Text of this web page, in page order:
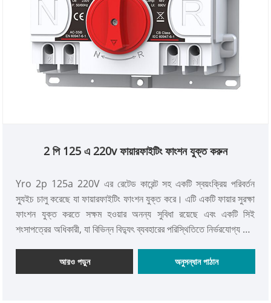
2 পি 125 এ 220v ফায়ারফাইটিং ফাংশন যুক্ত করুন
Yro 2p 125a 220V এর রেটেড কারেন্ট সহ একটি স্বয়ংক্রিয় পরিবর্তন
স্যুইচ চালু করেছে যা ফায়ারফাইটিং ফাংশন যুক্ত করে। এটি একটি ফায়ার সুরক্ষা
ফাংশন যুক্ত করতে সক্ষম হওয়ার অনন্য সুবিধা রয়েছে এবং একটি সিই
শংসাপত্রের অধিকারী, যা বিভিন্ন বিদ্যুৎ ব্যবহারের পরিস্থিতিতে নির্ভরযোগ্য এবং
আরও পড়ুন অনুসন্ধান পাঠান